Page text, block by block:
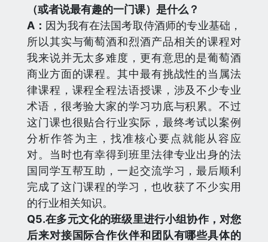
（或者说最有趣的一门课）是什么？
A： 因为我有在法国考取侍酒师的专业基础，
所以其实与葡萄酒和烈酒产品相关的课程对
我来说并无太多难度，更有意思的是葡萄酒
商业方面的课程。其中最有挑战性的当属法
律课程，课程全程法语授课，涉及不少专业
术语，很考验大家的学习功底与积累。不过
这门课也很贴合行业实际，最终考试以案例
分析作答为主，找准核心要点就能从容应
对。当时也有幸得到班里法律专业出身的法
国同学互帮互助，一起交流学习，最后顺利
完成了这门课程的学习，也收获了不少实用
的行业相关知识。
Q5.在多元文化的班级里进行小组协作，对您
后来对接国际合作伙伴和团队有哪些具体的